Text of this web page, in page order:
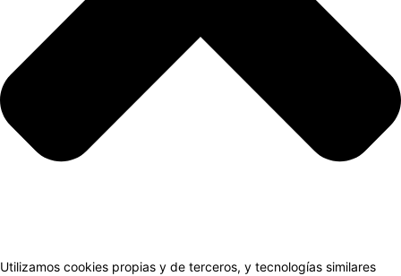
Utilizamos cookies propias y de terceros, y tecnologías similares